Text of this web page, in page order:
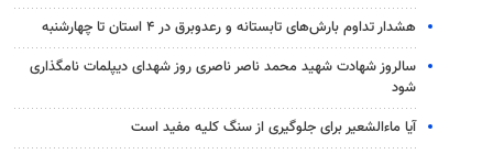
هشدار تداوم بارش‌های تابستانه و رعدوبرق در ۴ استان تا چهارشنبه
سالروز شهادت شهید محمد ناصر ناصری روز شهدای دیپلمات نامگذاری
شود
آیا ماءالشعیر برای جلوگیری از سنگ کلیه مفید است